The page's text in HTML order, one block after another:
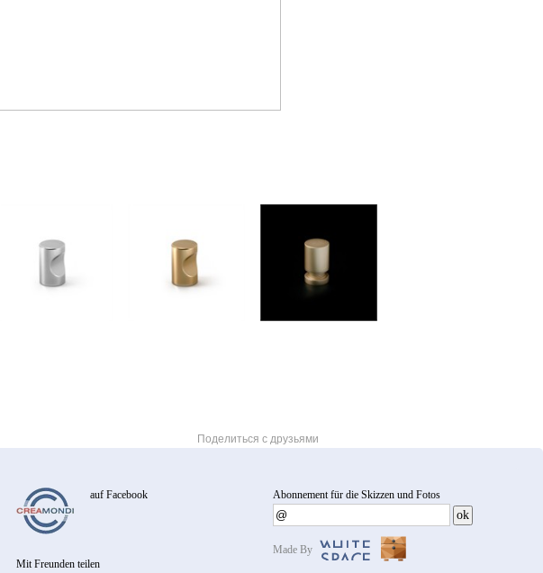
Поделиться с друзьями
auf Facebook
Mit Freunden teilen
Abonnement für die Skizzen und Fotos
Made By